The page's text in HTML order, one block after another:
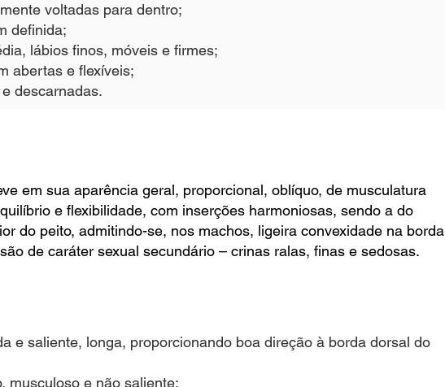
voltadas para dentro;
definida;
lábios finos, móveis e firmes;
abertas e flexíveis;
descarnadas.
em sua aparência geral, proporcional, oblíquo, de musculatura
e flexibilidade, com inserções harmoniosas, sendo a do
do peito, admitindo-se, nos machos, ligeira convexidade na borda
de caráter sexual secundário – crinas ralas, finas e sedosas.
e saliente, longa, proporcionando boa direção à borda dorsal do
musculoso e não saliente;